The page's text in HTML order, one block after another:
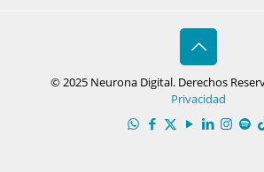
© 2025 Neurona Digital. Derechos
Privacidad